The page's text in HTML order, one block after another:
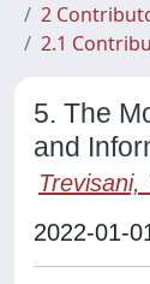
2
2.1
5. The
and
Trevisani,
2022-01-